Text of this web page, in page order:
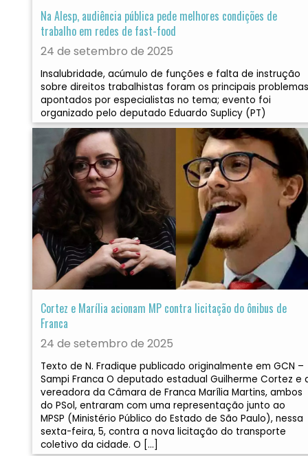
Na Alesp, audiência pública pede melhores condições de
trabalho em redes de fast-food
24 de setembro de 2025
Insalubridade, acúmulo de funções e falta de instrução
sobre direitos trabalhistas foram os principais problemas
apontados por especialistas no tema; evento foi
organizado pelo deputado Eduardo Suplicy (PT)
Cortez e Marília acionam MP contra licitação do ônibus de
Franca
24 de setembro de 2025
Texto de N. Fradique publicado originalmente em GCN –
Sampi Franca O deputado estadual Guilherme Cortez e
vereadora da Câmara de Franca Marília Martins, ambos
do PSol, entraram com uma representação junto ao
MPSP (Ministério Público do Estado de São Paulo), nessa
sexta-feira, 5, contra a nova licitação do transporte
coletivo da cidade. O […]